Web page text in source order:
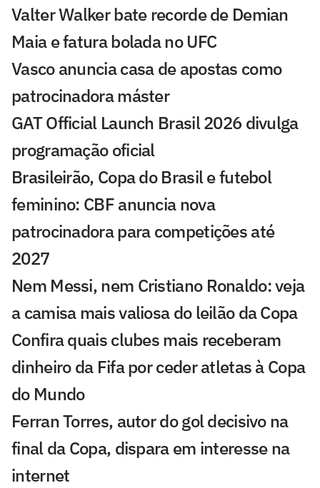
Valter Walker bate recorde de Demian
Maia e fatura bolada no UFC
Vasco anuncia casa de apostas como
patrocinadora máster
GAT Official Launch Brasil 2026 divulga
programação oficial
Brasileirão, Copa do Brasil e futebol
feminino: CBF anuncia nova
patrocinadora para competições até
2027
Nem Messi, nem Cristiano Ronaldo: veja
a camisa mais valiosa do leilão da Copa
Confira quais clubes mais receberam
dinheiro da Fifa por ceder atletas à Copa
do Mundo
Ferran Torres, autor do gol decisivo na
final da Copa, dispara em interesse na
internet